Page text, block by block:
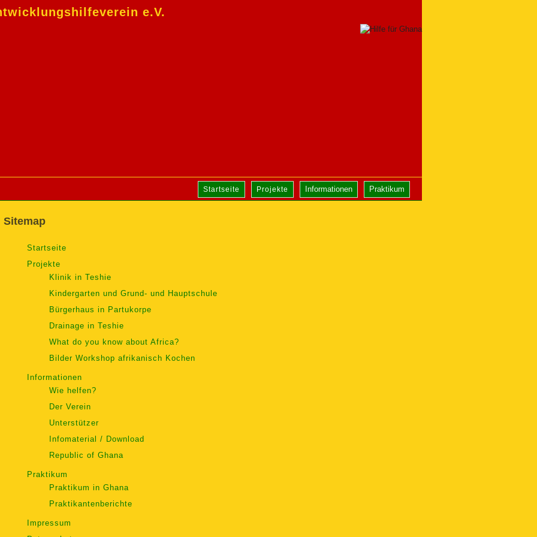
e.V.
Navigation
überspringen
Startseite Projekte Informationen Praktikum
Sitemap
Startseite
Projekte
Klinik in Teshie
Kindergarten und Grund- und Hauptschule
Bürgerhaus in Partukorpe
Drainage in Teshie
What do you know about Africa?
Bilder Workshop afrikanisch Kochen
Informationen
Wie helfen?
Der Verein
Unterstützer
Infomaterial / Download
Republic of Ghana
Praktikum
Praktikum in Ghana
Praktikantenberichte
Impressum